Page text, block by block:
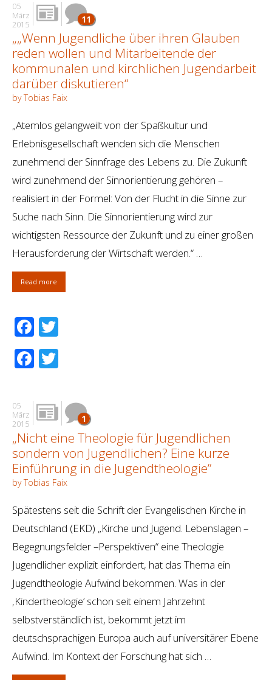
05
März
2015
11
„„Wenn Jugendliche über ihren Glauben
reden wollen und Mitarbeitende der
kommunalen und kirchlichen Jugendarbeit
darüber diskutieren“
by Tobias Faix
„Atemlos gelangweilt von der Spaßkultur und
Erlebnisgesellschaft wenden sich die Menschen
zunehmend der Sinnfrage des Lebens zu. Die Zukunft
wird zunehmend der Sinnorientierung gehören –
realisiert in der Formel: Von der Flucht in die Sinne zur
Suche nach Sinn. Die Sinnorientierung wird zur
wichtigsten Ressource der Zukunft und zu einer großen
Herausforderung der Wirtschaft werden.“ …
Read more
Facebook
Facebook
05
März
2015
1
„Nicht eine Theologie für Jugendlichen
sondern von Jugendlichen? Eine kurze
Einführung in die Jugendtheologie”
by Tobias Faix
Spätestens seit die Schrift der Evangelischen Kirche in
Deutschland (EKD) „Kirche und Jugend. Lebenslagen –
Begegnungsfelder –Perspektiven“ eine Theologie
Jugendlicher explizit einfordert, hat das Thema ein
Jugendtheologie Aufwind bekommen. Was in der
‚Kindertheologie’ schon seit einem Jahrzehnt
selbstverständlich ist, bekommt jetzt im
deutschsprachigen Europa auch auf universitärer Ebene
Aufwind. Im Kontext der Forschung hat sich …